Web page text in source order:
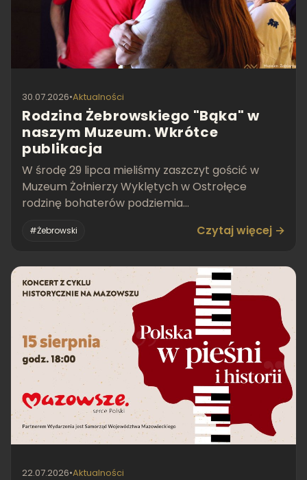
30.07.2026•Aktualności
Rodzina Żebrowskiego "Bąka" w
naszym Muzeum. Wkrótce
publikacja
W środę 29 lipca mieliśmy zaszczyt gościć w
Muzeum Żołnierzy Wyklętych w Ostrołęce
rodzinę bohaterów podziemia
#Żebrowski Czytaj więcej →
22.07.2026•Aktualności